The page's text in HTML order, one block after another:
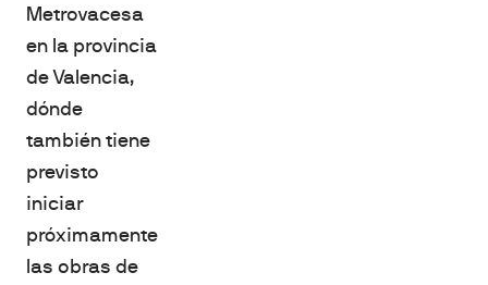
Metrovacesa
en la provincia
de Valencia,
dónde
también tiene
previsto
iniciar
próximamente
las obras de